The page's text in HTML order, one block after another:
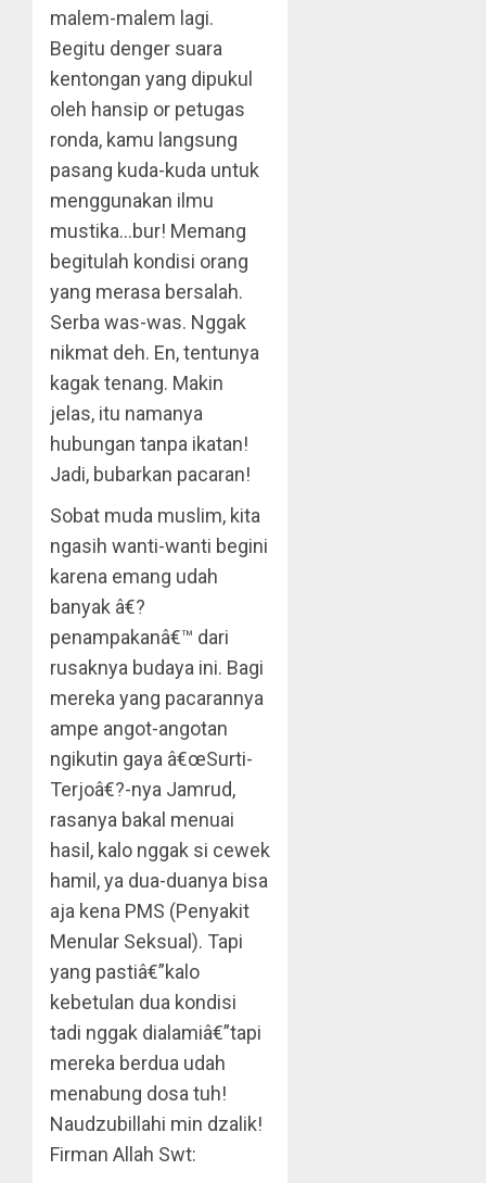
malem-malem lagi.
Begitu denger suara
kentongan yang dipukul
oleh hansip or petugas
ronda, kamu langsung
pasang kuda-kuda untuk
menggunakan ilmu
mustika…bur! Memang
begitulah kondisi orang
yang merasa bersalah.
Serba was-was. Nggak
nikmat deh. En, tentunya
kagak tenang. Makin
jelas, itu namanya
hubungan tanpa ikatan!
Jadi, bubarkan pacaran!
Sobat muda muslim, kita
ngasih wanti-wanti begini
karena emang udah
banyak â€?
penampakanâ€™ dari
rusaknya budaya ini. Bagi
mereka yang pacarannya
ampe angot-angotan
ngikutin gaya â€œSurti-
Terjoâ€?-nya Jamrud,
rasanya bakal menuai
hasil, kalo nggak si cewek
hamil, ya dua-duanya bisa
aja kena PMS (Penyakit
Menular Seksual). Tapi
yang pastiâ€”kalo
kebetulan dua kondisi
tadi nggak dialamiâ€”tapi
mereka berdua udah
menabung dosa tuh!
Naudzubillahi min dzalik!
Firman Allah Swt: